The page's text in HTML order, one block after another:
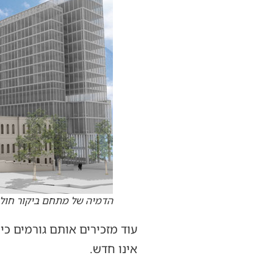
הדמיה של מתחם ביקור
עוד מזכירים אותם גורמים
אינו חדש.